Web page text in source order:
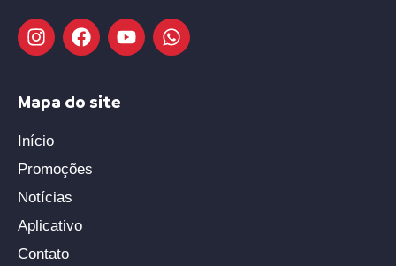
Mapa do site
Início
Promoções
Notícias
Aplicativo
Contato